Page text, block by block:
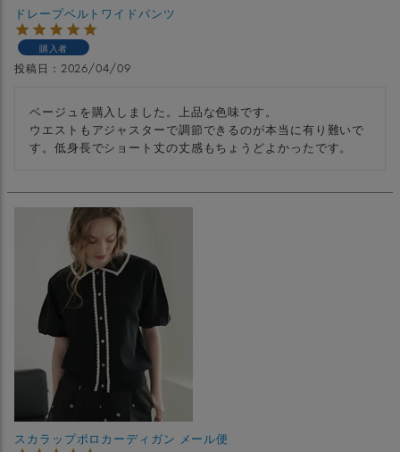
ドレープベルトワイドパンツ
購入者
投稿日 2026/04/09
ベージュを購入しました。上品な色味です。
ウエストもアジャスターで調節できるのが本当に有り難いで
す。低身長でショート丈の丈感もちょうどよかったです。
スカラップポロカーディガン メール便